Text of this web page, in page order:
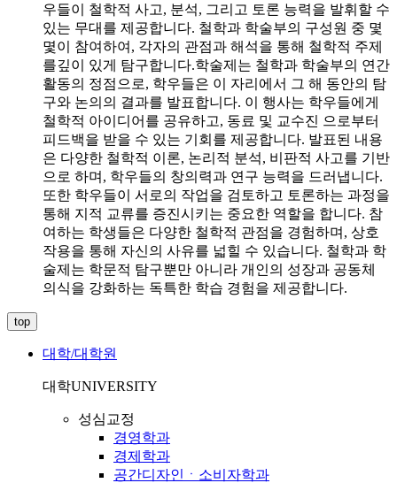
우들이 철학적 사고, 분석, 그리고 토론 능력을 발휘할 수
있는 무대를 제공합니다. 철학과 학술부의 구성원 중 몇
몇이 참여하여, 각자의 관점과 해석을 통해 철학적 주제
를깊이 있게 탐구합니다.학술제는 철학과 학술부의 연간
활동의 정점으로, 학우들은 이 자리에서 그 해 동안의 탐
구와 논의의 결과를 발표합니다. 이 행사는 학우들에게
철학적 아이디어를 공유하고, 동료 및 교수진 으로부터
피드백을 받을 수 있는 기회를 제공합니다. 발표된 내용
은 다양한 철학적 이론, 논리적 분석, 비판적 사고를 기반
으로 하며, 학우들의 창의력과 연구 능력을 드러냅니다.
또한 학우들이 서로의 작업을 검토하고 토론하는 과정을
통해 지적 교류를 증진시키는 중요한 역할을 합니다. 참
여하는 학생들은 다양한 철학적 관점을 경험하며, 상호
작용을 통해 자신의 사유를 넓힐 수 있습니다. 철학과 학
술제는 학문적 탐구뿐만 아니라 개인의 성장과 공동체
의식을 강화하는 독특한 학습 경험을 제공합니다.
top
대학/대학원
대학UNIVERSITY
성심교정
경영학과
경제학과
공간디자인ㆍ소비자학과